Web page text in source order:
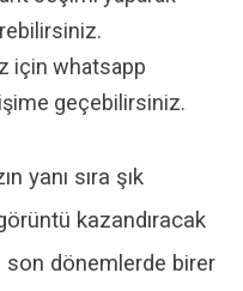
için whatsapp
geçebilirsiniz.
yanı sıra şık
kazandıracak
dönemlerde birer